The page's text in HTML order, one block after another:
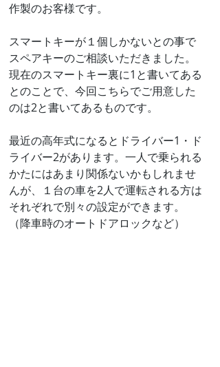
作製のお客様です。
スマートキーが１個しかないとの事で
スペアキーのご相談いただきました。
現在のスマートキー裏に1と書いてある
とのことで、今回こちらでご用意した
のは2と書いてあるものです。
最近の高年式になるとドライバー1・ド
ライバー2があります。一人で乗られる
かたにはあまり関係ないかもしれませ
んが、１台の車を2人で運転される方は
それぞれで別々の設定ができます。
（降車時のオートドアロックなど）